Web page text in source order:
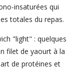
insaturées qui
totales du repas.
"light" : quelques
filet de yaourt à la
de protéines et